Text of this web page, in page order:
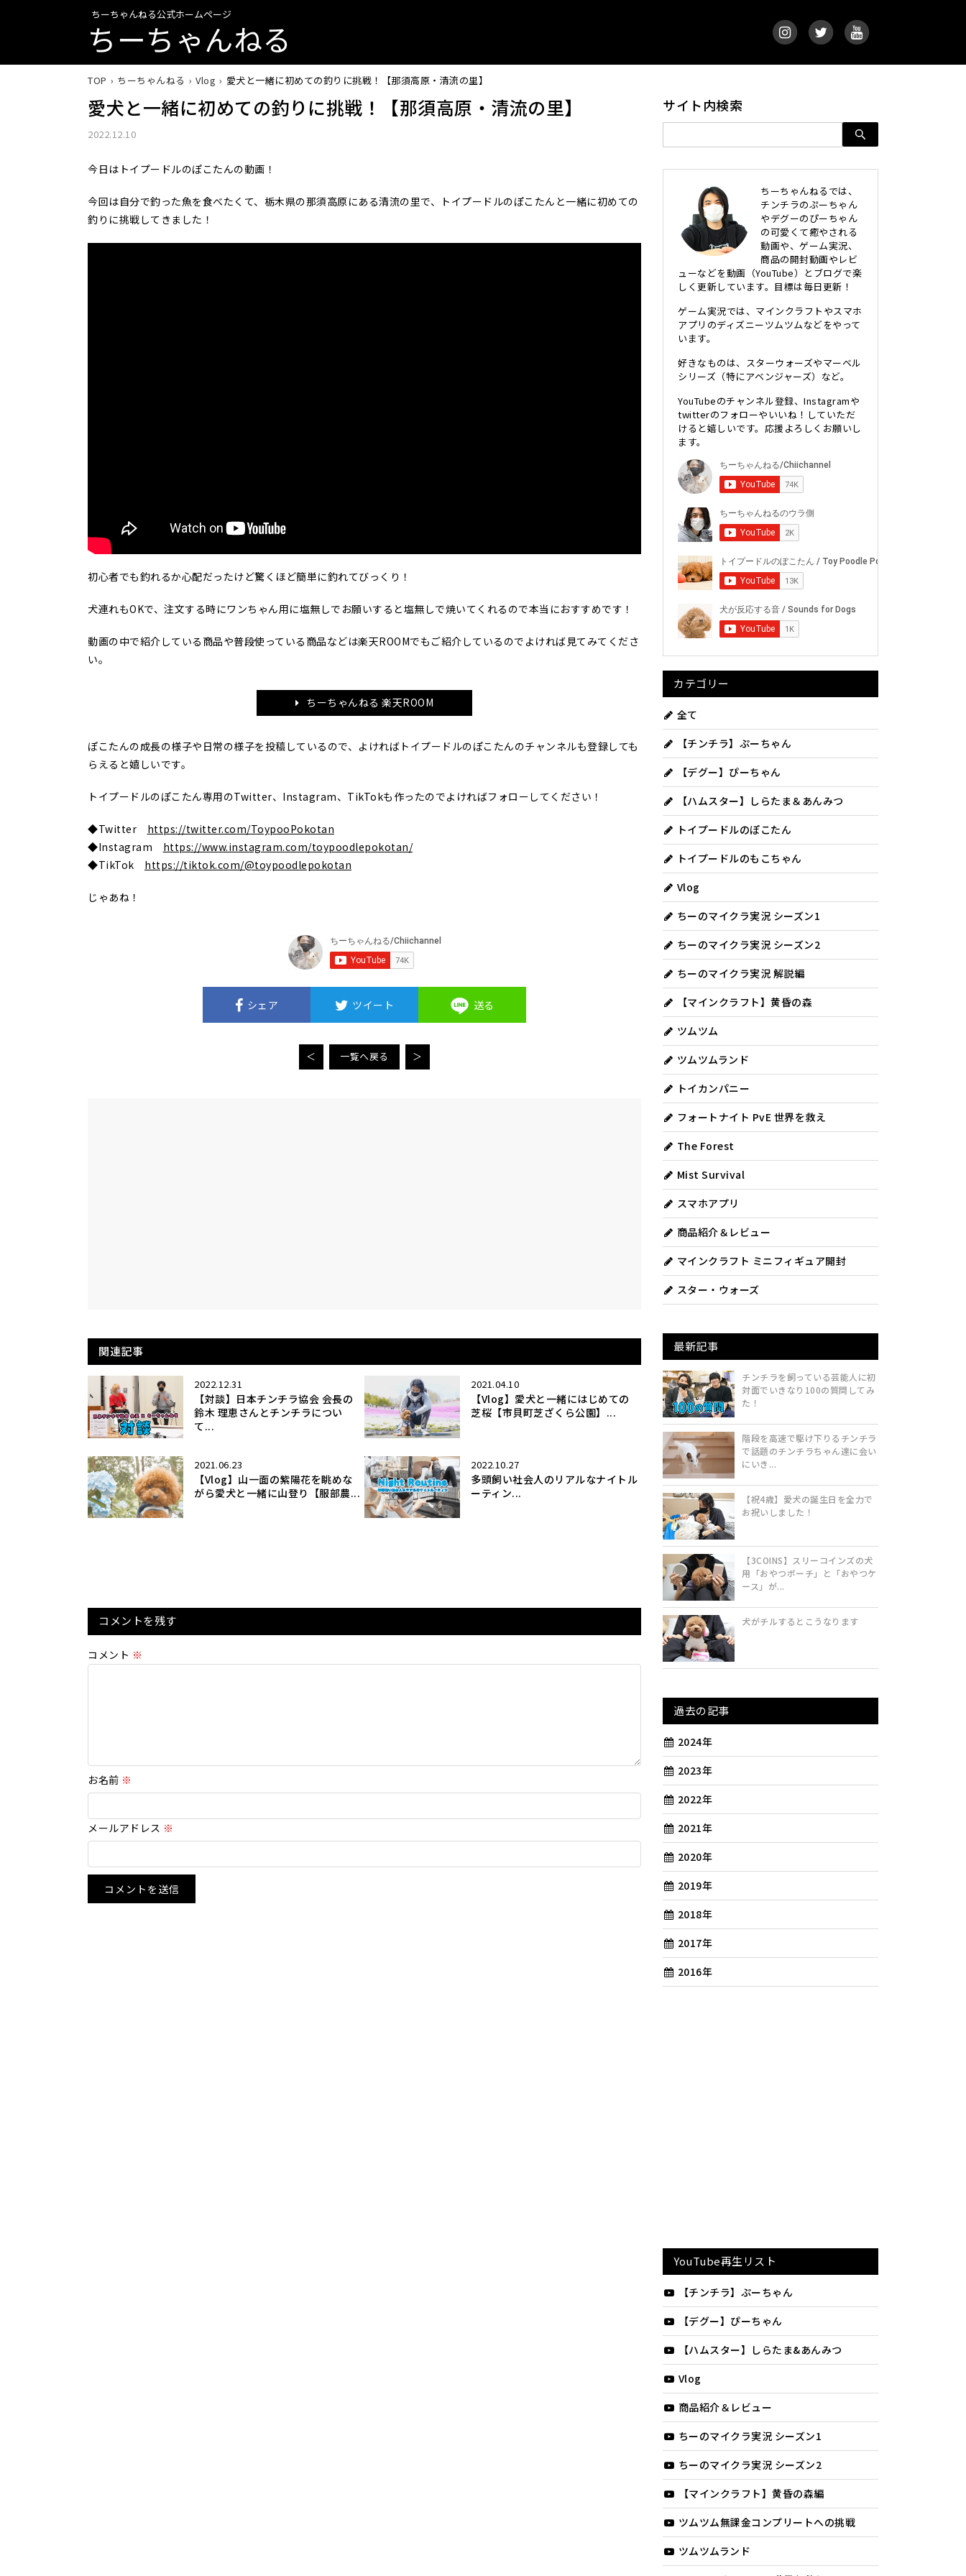
ちーちゃんねる公式ホームページ
ちーちゃんねる
TOP ちーちゃんねる Vlog 愛犬と一緒に初めての釣りに挑戦！【那須高原・清流の里】
愛犬と一緒に初めての釣りに挑戦！【那須高原・清流の里】
2022.12.10
今日はトイプードルのぽこたんの動画！
今回は自分で釣った魚を食べたくて、栃木県の那須高原にある清流の里で、トイプードルのぽこたんと一緒に初めての
釣りに挑戦してきました！
初心者でも釣れるか心配だったけど驚くほど簡単に釣れてびっくり！
犬連れもOKで、注文する時にワンちゃん用に塩無しでお願いすると塩無しで焼いてくれるので本当におすすめです！
動画の中で紹介している商品や普段使っている商品などは楽天ROOMでもご紹介しているのでよければ見てみてくださ
い。
ちーちゃんねる 楽天ROOM
ぽこたんの成長の様子や日常の様子を投稿しているので、よければトイプードルのぽこたんのチャンネルも登録しても
らえると嬉しいです。
トイプードルのぽこたん専用のTwitter、Instagram、TikTokも作ったのでよければフォローしてください！
◆Twitter https://twitter.com/ToypooPokotan
◆Instagram https://www.instagram.com/toypoodlepokotan/
◆TikTok https://tiktok.com/@toypoodlepokotan
じゃあね！
シェア ツイート 送る
＜ 一覧へ戻る ＞
関連記事
2022.12.31
【対談】日本チンチラ協会 会長の
鈴木 理恵さんとチンチラについ
て...
2021.04.10
【Vlog】愛犬と一緒にはじめての
芝桜【市貝町芝ざくら公園】...
2021.06.23
【Vlog】山一面の紫陽花を眺めな
がら愛犬と一緒に山登り【服部農...
2022.10.27
多頭飼い社会人のリアルなナイトル
ーティン...
コメントを残す
コメント ※
お名前 ※
メールアドレス ※
サイト内検索
ちーちゃんねるでは、
チンチラのぷーちゃん
やデグーのぴーちゃん
の可愛くて癒やされる
動画や、ゲーム実況、
商品の開封動画やレビ
ューなどを動画（YouTube）とブログで楽
しく更新しています。目標は毎日更新！
ゲーム実況では、マインクラフトやスマホ
アプリのディズニーツムツムなどをやって
います。
好きなものは、スターウォーズやマーベル
シリーズ（特にアベンジャーズ）など。
YouTubeのチャンネル登録、Instagramや
twitterのフォローやいいね！していただ
けると嬉しいです。応援よろしくお願いし
ます。
カテゴリー
全て
【チンチラ】ぷーちゃん
【デグー】ぴーちゃん
【ハムスター】しらたま＆あんみつ
トイプードルのぽこたん
トイプードルのもこちゃん
Vlog
ちーのマイクラ実況 シーズン1
ちーのマイクラ実況 シーズン2
ちーのマイクラ実況 解説編
【マインクラフト】黄昏の森
ツムツム
ツムツムランド
トイカンパニー
フォートナイト PvE 世界を救え
The Forest
Mist Survival
スマホアプリ
商品紹介＆レビュー
マインクラフト ミニフィギュア開封
スター・ウォーズ
最新記事
チンチラを飼っている芸能人に初
対面でいきなり100の質問してみ
た！
階段を高速で駆け下りるチンチラ
で話題のチンチラちゃん達に会い
にいき...
【祝4歳】愛犬の誕生日を全力で
お祝いしました！
【3COINS】スリーコインズの犬
用「おやつポーチ」と「おやつケ
ース」が...
犬がチルするとこうなります
過去の記事
2024年
2023年
2022年
2021年
2020年
2019年
2018年
2017年
2016年
YouTube再生リスト
【チンチラ】ぷーちゃん
【デグー】ぴーちゃん
【ハムスター】しらたま&あんみつ
Vlog
商品紹介＆レビュー
ちーのマイクラ実況 シーズン1
ちーのマイクラ実況 シーズン2
【マインクラフト】黄昏の森編
ツムツム無課金コンプリートへの挑戦
ツムツムランド